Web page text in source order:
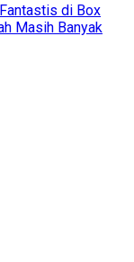
di Box
Masih Banyak